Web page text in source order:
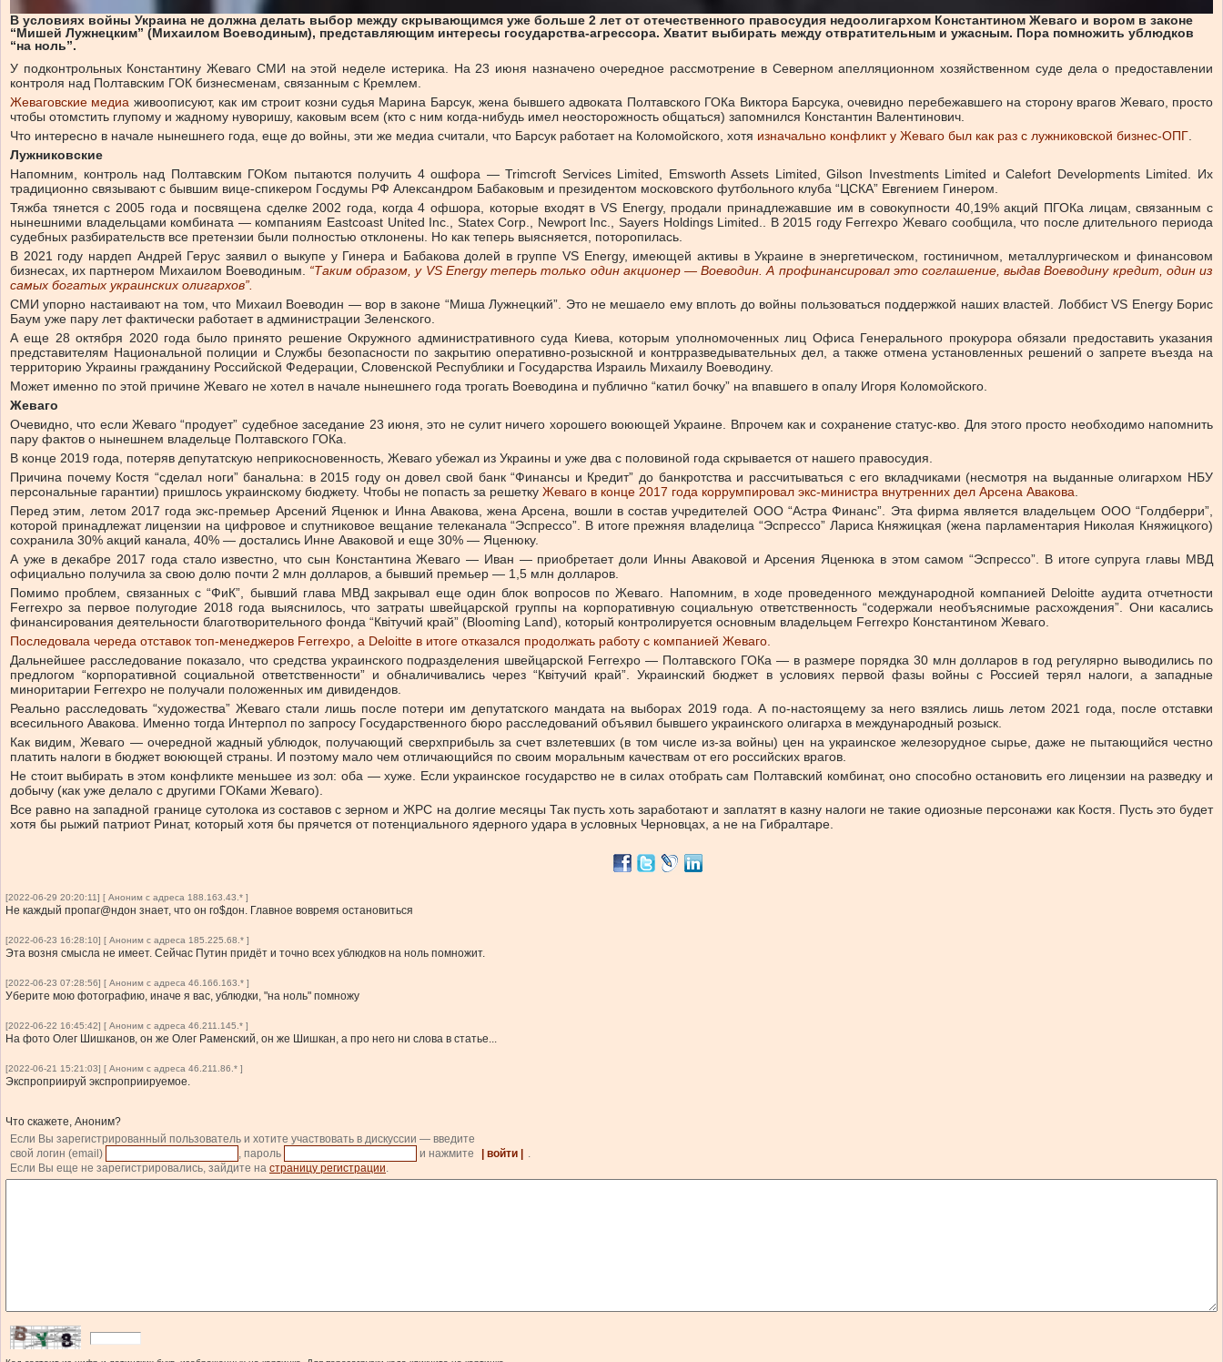
В условиях войны Украина не должна делать выбор между скрывающимся уже больше 2 лет от отечественного правосудия недоолигархом Константином Жеваго и вором в законе
“Мишей Лужнецким” (Михаилом Воеводиным), представляющим интересы государства-агрессора. Хватит выбирать между отвратительным и ужасным. Пора помножить ублюдков
“на ноль”.
У подконтрольных Константину Жеваго СМИ на этой неделе истерика. На 23 июня назначено очередное рассмотрение в Северном апелляционном хозяйственном суде дела о предоставлении
контроля над Полтавским ГОК бизнесменам, связанным с Кремлем.
Жеваговские медиа живоописуют, как им строит козни судья Марина Барсук, жена бывшего адвоката Полтавского ГОКа Виктора Барсука, очевидно перебежавшего на сторону врагов Жеваго, просто
чтобы отомстить глупому и жадному нуворишу, каковым всем (кто с ним когда-нибудь имел неосторожность общаться) запомнился Константин Валентинович.
Что интересно в начале нынешнего года, еще до войны, эти же медиа считали, что Барсук работает на Коломойского, хотя изначально конфликт у Жеваго был как раз с лужниковской бизнес-ОПГ
Лужниковские
Напомним, контроль над Полтавским ГОКом пытаются получить 4 ошфора — Trimcroft Services Limited, Emsworth Assets Limited, Gilson Investments Limited и Calefort Developments Limited. Их
традиционно связывают с бывшим вице-спикером Госдумы РФ Александром Бабаковым и президентом московского футбольного клуба “ЦСКА” Евгением Гинером.
Тяжба тянется с 2005 года и посвящена сделке 2002 года, когда 4 офшора, которые входят в VS Energy, продали принадлежавшие им в совокупности 40,19% акций ПГОКа лицам, связанным с
нынешними владельцами комбината — компаниям Eastcoast United Inc., Statex Corp., Newport Inc., Sayers Holdings Limited.. В 2015 году Ferrexpo Жеваго сообщила, что после длительного периода
судебных разбирательств все претензии были полностью отклонены. Но как теперь выясняется, поторопилась.
В 2021 году нардеп Андрей Герус заявил о выкупе у Гинера и Бабакова долей в группе VS Energy, имеющей активы в Украине в энергетическом, гостиничном, металлургическом и финансовом
бизнесах, их партнером Михаилом Воеводиным. “Таким образом, у VS Energy теперь только один акционер — Воеводин. А профинансировал это соглашение, выдав Воеводину кредит, один из
самых богатых украинских олигархов”.
СМИ упорно настаивают на том, что Михаил Воеводин — вор в законе “Миша Лужнецкий”. Это не мешаело ему вплоть до войны пользоваться поддержкой наших властей. Лоббист VS Energy Борис
Баум уже пару лет фактически работает в администрации Зеленского.
А еще 28 октября 2020 года было принято решение Окружного административного суда Киева, которым уполномоченных лиц Офиса Генерального прокурора обязали предоставить указания
представителям Национальной полиции и Службы безопасности по закрытию оперативно-розыскной и контрразведывательных дел, а также отмена установленных решений о запрете въезда на
территорию Украины гражданину Российской Федерации, Словенской Республики и Государства Израиль Михаилу Воеводину.
Может именно по этой причине Жеваго не хотел в начале нынешнего года трогать Воеводина и публично “катил бочку” на впавшего в опалу Игоря Коломойского.
Жеваго
Очевидно, что если Жеваго “продует” судебное заседание 23 июня, это не сулит ничего хорошего воюющей Украине. Впрочем как и сохранение статус-кво. Для этого просто необходимо напомнить
пару фактов о нынешнем владельце Полтавского ГОКа.
В конце 2019 года, потеряв депутатскую неприкосновенность, Жеваго убежал из Украины и уже два с половиной года скрывается от нашего правосудия.
Причина почему Костя “сделал ноги” банальна: в 2015 году он довел свой банк “Финансы и Кредит” до банкротства и рассчитываться с его вкладчиками (несмотря на выданные олигархом НБУ
персональные гарантии) пришлось украинскому бюджету. Чтобы не попасть за решетку Жеваго в конце 2017 года коррумпировал экс-министра внутренних дел Арсена Авакова
Перед этим, летом 2017 года экс-премьер Арсений Яценюк и Инна Авакова, жена Арсена, вошли в состав учредителей ООО “Астра Финанс”. Эта фирма является владельцем ООО “Голдберри”,
которой принадлежат лицензии на цифровое и спутниковое вещание телеканала “Эспрессо”. В итоге прежняя владелица “Эспрессо” Лариса Княжицкая (жена парламентария Николая Княжицкого)
сохранила 30% акций канала, 40% — достались Инне Аваковой и еще 30% — Яценюку.
А уже в декабре 2017 года стало известно, что сын Константина Жеваго — Иван — приобретает доли Инны Аваковой и Арсения Яценюка в этом самом “Эспрессо”. В итоге супруга главы МВД
официально получила за свою долю почти 2 млн долларов, а бывший премьер — 1,5 млн долларов.
Помимо проблем, связанных с “ФиК”, бывший глава МВД закрывал еще один блок вопросов по Жеваго. Напомним, в ходе проведенного международной компанией Deloitte аудита отчетности
Ferrexpo за первое полугодие 2018 года выяснилось, что затраты швейцарской группы на корпоративную социальную ответственность “содержали необъяснимые расхождения”. Они касались
финансирования деятельности благотворительного фонда “Квітучий край” (Blooming Land), который контролируется основным владельцем Ferrexpo Константином Жеваго.
Последовала череда отставок топ-менеджеров Ferrexpo, а Deloitte в итоге отказался продолжать работу с компанией Жеваго.
Дальнейшее расследование показало, что средства украинского подразделения швейцарской Ferrexpo — Полтавского ГОКа — в размере порядка 30 млн долларов в год регулярно выводились по
предлогом “корпоративной социальной ответственности” и обналичивались через “Квітучий край”. Украинский бюджет в условиях первой фазы войны с Россией терял налоги, а западные
миноритарии Ferrexpo не получали положенных им дивидендов.
Реально расследовать “художества” Жеваго стали лишь после потери им депутатского мандата на выборах 2019 года. А по-настоящему за него взялись лишь летом 2021 года, после отставки
всесильного Авакова. Именно тогда Интерпол по запросу Государственного бюро расследований объявил бывшего украинского олигарха в международный розыск.
Как видим, Жеваго — очередной жадный ублюдок, получающий сверхприбыль за счет взлетевших (в том числе из-за войны) цен на украинское железорудное сырье, даже не пытающийся честно
платить налоги в бюджет воюющей страны. И поэтому мало чем отличающийся по своим моральным качествам от его российских врагов.
Не стоит выбирать в этом конфликте меньшее из зол: оба — хуже. Если украинское государство не в силах отобрать сам Полтавский комбинат, оно способно остановить его лицензии на разведку и
добычу (как уже делало с другими ГОКами Жеваго).
Все равно на западной границе сутолока из составов с зерном и ЖРС на долгие месяцы Так пусть хоть заработают и заплатят в казну налоги не такие одиозные персонажи как Костя. Пусть это будет
хотя бы рыжий патриот Ринат, который хотя бы прячется от потенциального ядерного удара в условных Черновцах, а не на Гибралтаре.
[2022-06-29 20:20:11] [ Аноним с адреса 188.163.43.* ]
Не каждый пропаг@ндон знает, что он го$дон. Главное вовремя остановиться
[2022-06-23 16:28:10] [ Аноним с адреса 185.225.68.* ]
Эта возня смысла не имеет. Сейчас Путин придёт и точно всех ублюдков на ноль помножит.
[2022-06-23 07:28:56] [ Аноним с адреса 46.166.163.* ]
Уберите мою фотографию, иначе я вас, ублюдки, "на ноль" помножу
[2022-06-22 16:45:42] [ Аноним с адреса 46.211.145.* ]
На фото Олег Шишканов, он же Олег Раменский, он же Шишкан, а про него ни слова в статье...
[2022-06-21 15:21:03] [ Аноним с адреса 46.211.86.* ]
Экспроприируй экспроприируемое.
Что скажете, Аноним?
Если Вы зарегистрированный пользователь и хотите участвовать в дискуссии — введите
свой логин (email)
, пароль и нажмите | войти |
Если Вы еще не зарегистрировались, зайдите на страницу регистрации